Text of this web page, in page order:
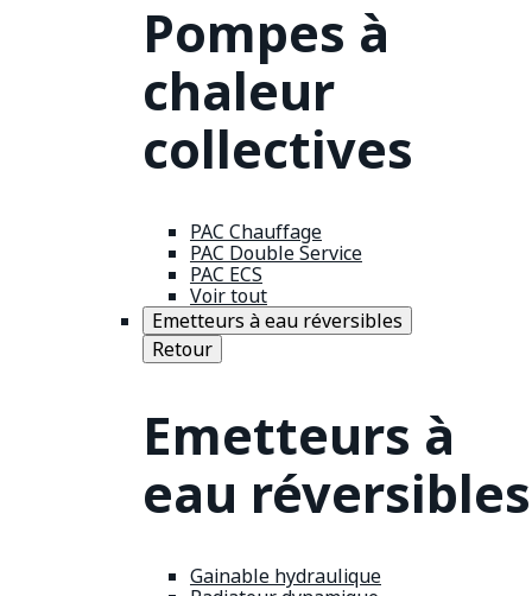
Pompes à
chaleur
collectives
PAC Chauffage
PAC Double Service
PAC ECS
Voir tout
Emetteurs à eau réversibles
Retour
Emetteurs à
eau réversibles
Gainable hydraulique